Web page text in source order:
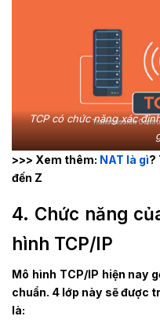
TCP có chức năng xác
>>> Xem thêm: NAT là gì?
đến Z
4. Chức năng
hình TCP/IP
Mô hình TCP/IP hiện nay
chuẩn. 4 lớp này sẽ được
là: